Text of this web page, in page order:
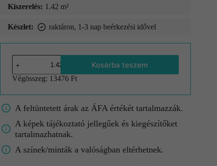
Kiszerelés: 1.42 m²
Készlet: raktáron, 1-3 nap beérkezési idővel
Kosárba teszem
Végösszeg: 13476 Ft
A feltüntetett árak az ÁFA értékét tartalmazzák.
A képek tájékoztató jellegűek és kiegészítőket
tartalmazhatnak.
A színek/minták a valóságban eltérhetnek.